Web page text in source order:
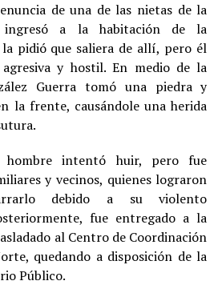
de una de las nietas de la
a la habitación de la
pidió que saliera de allí, pero él
y hostil. En medio de la
Guerra tomó una piedra y
la frente, causándole una herida
intentó huir, pero fue
y vecinos, quienes lograron
debido a su violento
fue entregado a la
al Centro de Coordinación
quedando a disposición de la
Público.